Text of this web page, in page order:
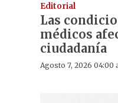
Editorial
Las
médicos
ciudadanía
Agosto 7, 2026 04:00